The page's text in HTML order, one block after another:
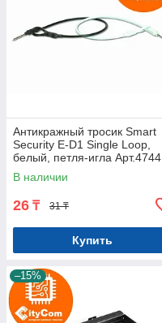
Антикражный тросик Smart
Security E-D1 Single Loop,
белый, петля-игла Арт.4744
В наличии
26 ₸ 31 ₸
Купить
–15%